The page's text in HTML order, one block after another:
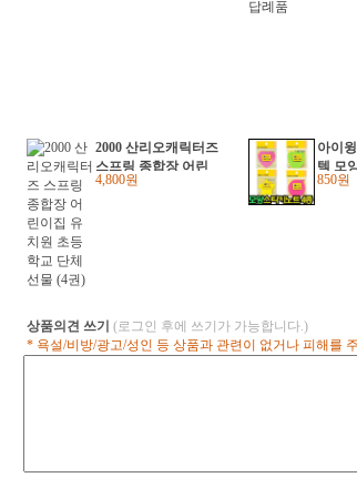
2000 산리오캐릭터즈
스프링 종합장 어린
이집 유치원 초등학
4,800원
아이
텍 모
점착메
850원
상품의견 쓰기 (로그인 후에 쓰기가 가능합니다.)
* 욕설/비방/광고/성인 등 상품과 관련이 없거나 피해를